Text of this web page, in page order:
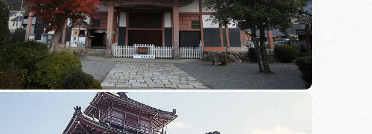
おすすめモデルコース
団体旅行用おすすめモデルコース
データライブラリー
観光データライブラリー